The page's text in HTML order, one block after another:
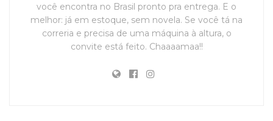
você encontra no Brasil pronto pra entrega. E o
melhor: já em estoque, sem novela. Se você tá na
correria e precisa de uma máquina à altura, o
convite está feito. Chaaaamaa!!